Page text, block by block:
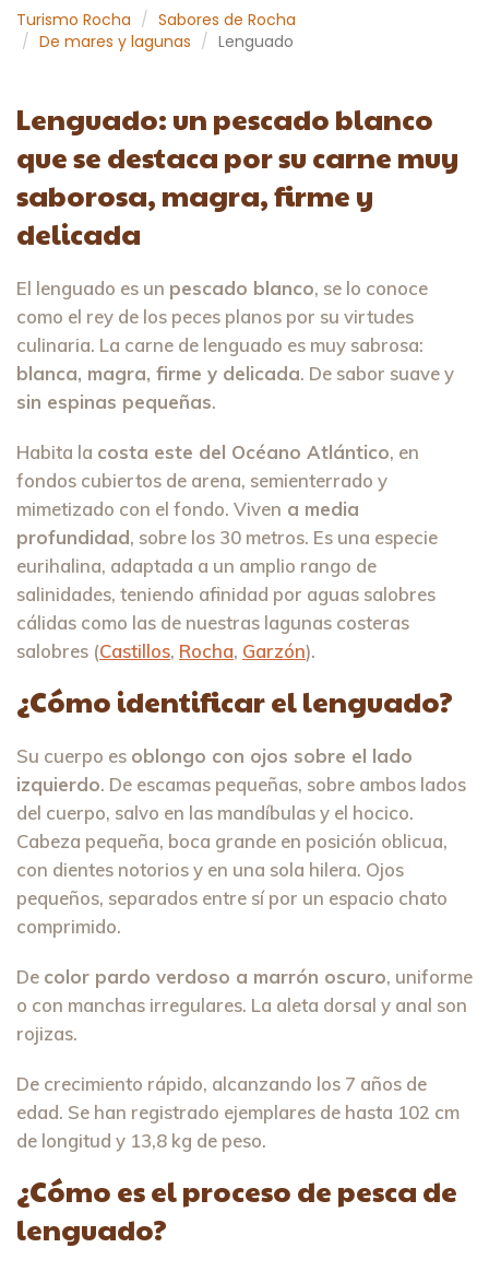
Turismo Rocha
Sabores de Rocha
De mares y lagunas
Lenguado
Lenguado: un pescado blanco
que se destaca por su carne muy
saborosa, magra, firme y
delicada
El lenguado es un pescado blanco, se lo conoce
como el rey de los peces planos por su virtudes
culinaria. La carne de lenguado es muy sabrosa:
blanca, magra, firme y delicada. De sabor suave y
sin espinas pequeñas.
Habita la costa este del Océano Atlántico, en
fondos cubiertos de arena, semienterrado y
mimetizado con el fondo. Viven a media
profundidad, sobre los 30 metros. Es una especie
eurihalina, adaptada a un amplio rango de
salinidades, teniendo afinidad por aguas salobres
cálidas como las de nuestras lagunas costeras
salobres (Castillos, Rocha, Garzón).
¿Cómo identificar el lenguado?
Su cuerpo es oblongo con ojos sobre el lado
izquierdo. De escamas pequeñas, sobre ambos lados
del cuerpo, salvo en las mandíbulas y el hocico.
Cabeza pequeña, boca grande en posición oblicua,
con dientes notorios y en una sola hilera. Ojos
pequeños, separados entre sí por un espacio chato
comprimido.
De color pardo verdoso a marrón oscuro, uniforme
o con manchas irregulares. La aleta dorsal y anal son
rojizas.
De crecimiento rápido, alcanzando los 7 años de
edad. Se han registrado ejemplares de hasta 102 cm
de longitud y 13,8 kg de peso.
¿Cómo es el proceso de pesca de
lenguado?